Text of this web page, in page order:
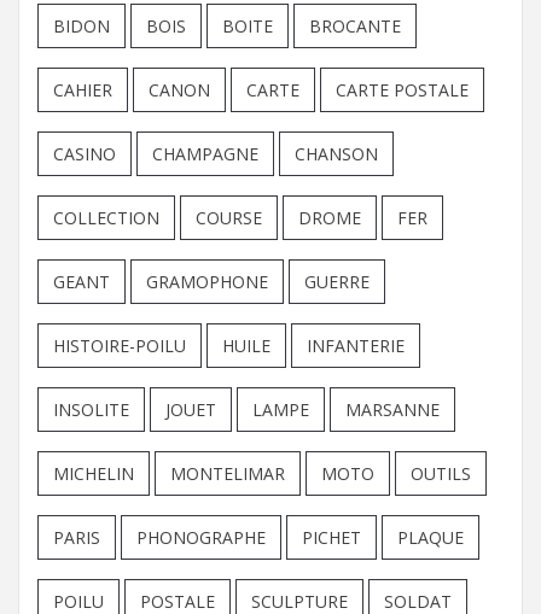
BIDON BOIS BOITE BROCANTE
CAHIER CANON CARTE CARTE POSTALE
CASINO CHAMPAGNE CHANSON
COLLECTION COURSE DROME FER
GEANT GRAMOPHONE GUERRE
HISTOIRE-POILU HUILE INFANTERIE
INSOLITE JOUET LAMPE MARSANNE
MICHELIN MONTELIMAR MOTO OUTILS
PARIS PHONOGRAPHE PICHET PLAQUE
POILU POSTALE SCULPTURE SOLDAT